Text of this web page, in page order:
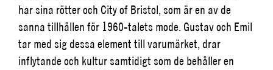
har sina rötter och City of Bristol, som är en av de
sanna tillhållen för 1960-talets mode. Gustav och Emil
tar med sig dessa element till varumärket, drar
inflytande och kultur samtidigt som de behåller en